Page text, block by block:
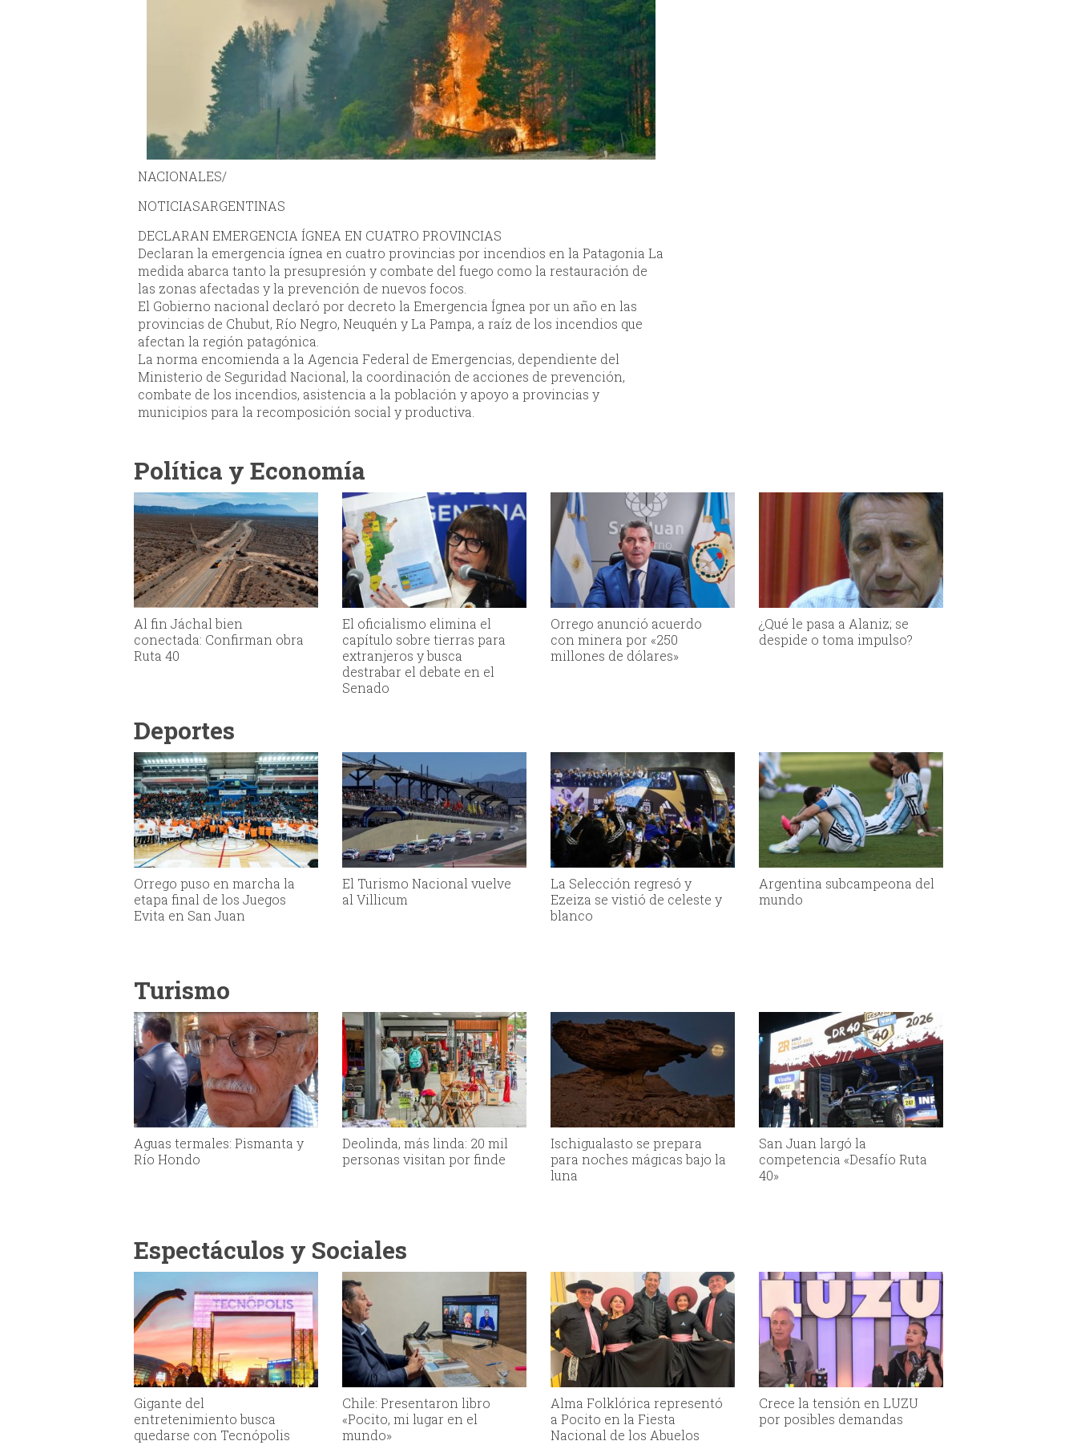
NACIONALES/
NOTICIASARGENTINAS
DECLARAN EMERGENCIA ÍGNEA EN CUATRO PROVINCIAS
Declaran la emergencia ígnea en cuatro provincias por incendios en la Patagonia La
medida abarca tanto la presupresión y combate del fuego como la restauración de
las zonas afectadas y la prevención de nuevos focos.
El Gobierno nacional declaró por decreto la Emergencia Ígnea por un año en las
provincias de Chubut, Río Negro, Neuquén y La Pampa, a raíz de los incendios que
afectan la región patagónica.
La norma encomienda a la Agencia Federal de Emergencias, dependiente del
Ministerio de Seguridad Nacional, la coordinación de acciones de prevención,
combate de los incendios, asistencia a la población y apoyo a provincias y
municipios para la recomposición social y productiva.
Política y Economía
Al fin Jáchal bien
conectada: Confirman obra
Ruta 40
El oficialismo elimina el
capítulo sobre tierras para
extranjeros y busca
destrabar el debate en el
Senado
Orrego anunció acuerdo
con minera por «250
millones de dólares»
¿Qué le pasa a Alaniz; se
despide o toma impulso?
Deportes
Orrego puso en marcha la
etapa final de los Juegos
Evita en San Juan
El Turismo Nacional vuelve
al Villicum
La Selección regresó y
Ezeiza se vistió de celeste y
blanco
Argentina subcampeona del
mundo
Turismo
Aguas termales: Pismanta y
Río Hondo
Deolinda, más linda: 20 mil
personas visitan por finde
Ischigualasto se prepara
para noches mágicas bajo la
luna
San Juan largó la
competencia «Desafío Ruta
40»
Espectáculos y Sociales
Gigante del
entretenimiento busca
quedarse con Tecnópolis
Chile: Presentaron libro
«Pocito, mi lugar en el
mundo»
Alma Folklórica representó
a Pocito en la Fiesta
Nacional de los Abuelos
Crece la tensión en LUZU
por posibles demandas